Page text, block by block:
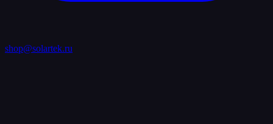
shop@solartek.ru